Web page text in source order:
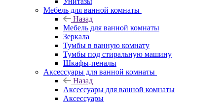
Мебель для ванной комнаты
Назад
Мебель для ванной комнаты
Зеркала
Тумбы в ванную комнату
Тумбы под стиральную машину
Шкафы-пеналы
Аксессуары для ванной комнаты
Назад
Аксессуары для ванной комнаты
Аксессуары